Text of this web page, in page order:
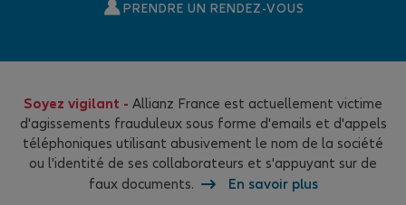
PRENDRE UN RENDEZ-VOUS
Soyez vigilant - Allianz France est actuellement victime
d'agissements frauduleux sous forme d'emails et d'appels
téléphoniques utilisant abusivement le nom de la société
ou l'identité de ses collaborateurs et s'appuyant sur de
faux documents.
En savoir plus